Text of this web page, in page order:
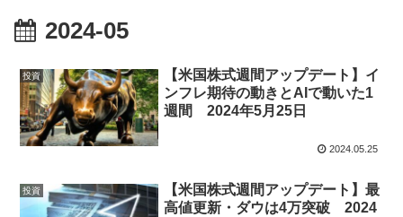
2024-05
投資
【米国株式週間アップデート】イ
ンフレ期待の動きとAIで動いた1
週間 2024年5月25日
2024.05.25
投資
【米国株式週間アップデート】最
高値更新・ダウは4万突破 2024